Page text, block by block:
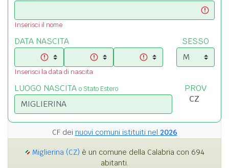
Inserisci il nome
DATA NASCITA
Inserisci la data di nascita
SESSO
LUOGO NASCITA o Stato Estero PROV
CF dei nuovi comuni istituiti nel 2026
Miglierina (CZ) è un comune della Calabria con 694
abitanti.